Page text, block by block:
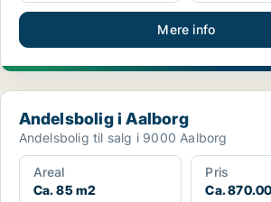
Mere info
Andelsbolig i Aalborg
Andelsbolig i Aalborg
Andelsbolig til salg i 9000 Aalborg
Areal
Ca. 85 m2
Pris
Ca.